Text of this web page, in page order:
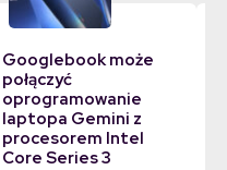
Googlebook może
połączyć
oprogramowanie
laptopa Gemini z
procesorem Intel
Core Series 3